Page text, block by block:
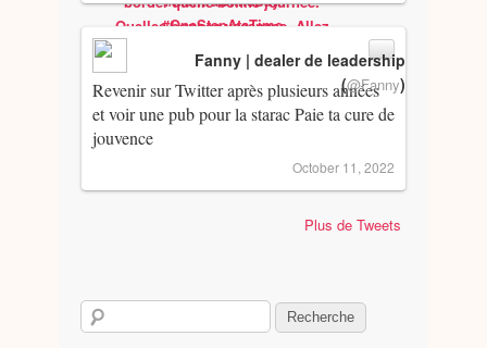
Revenir sur Twitter après plusieurs années
et voir une pub pour la starac Paie ta cure de
jouvence
Fanny | dealer de leadership
(@Fanny)
October 11, 2022
Plus de Tweets